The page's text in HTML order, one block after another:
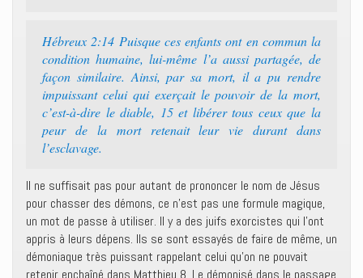
Hébreux 2:14 Puisque ces enfants ont en commun la
condition humaine, lui-même l’a aussi partagée, de
façon similaire. Ainsi, par sa mort, il a pu rendre
impuissant celui qui exerçait le pouvoir de la mort,
c’est-à-dire le diable, 15 et libérer tous ceux que la
peur de la mort retenait leur vie durant dans
l’esclavage.
Il ne suffisait pas pour autant de prononcer le nom de Jésus
pour chasser des démons, ce n’est pas une formule magique,
un mot de passe à utiliser. Il y a des juifs exorcistes qui l’ont
appris à leurs dépens. Ils se sont essayés de faire de même, un
démoniaque très puissant rappelant celui qu’on ne pouvait
retenir enchaîné dans Matthieu 8. Le démonisé dans le passage